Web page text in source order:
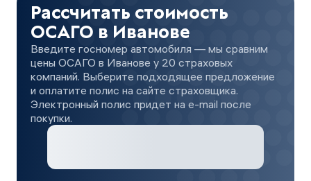
Рассчитать стоимость
ОСАГО в Иванове
Введите госномер автомобиля — мы сравним
цены ОСАГО в Иванове у 20 страховых
компаний. Выберите подходящее предложение
и оплатите полис на сайте страховщика.
Электронный полис придет на e-mail после
покупки.